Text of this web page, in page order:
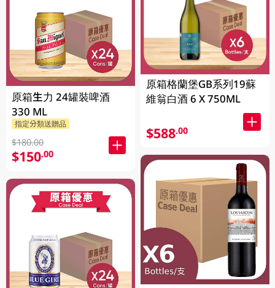
原箱生力 24罐裝啤酒
330 ML
指定分類送贈品
$180.00
$150.00
原箱格蘭堡GB系列19蘇
維翁白酒 6 X 750ML
$588.00